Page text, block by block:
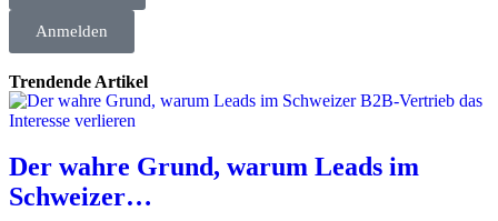
Anmelden
Trendende Artikel
Der wahre Grund, warum Leads im
Schweizer…